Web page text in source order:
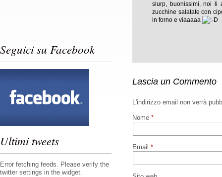
Seguici su Facebook
Ultimi tweets
Error fetching feeds. Please verify the
twitter settings in the widget.
slurp, buonissimi, noi li
zucchine salatate con
in forno e viaaaaa
Lascia un Commento
L'indirizzo email non verrà
Nome *
Email *